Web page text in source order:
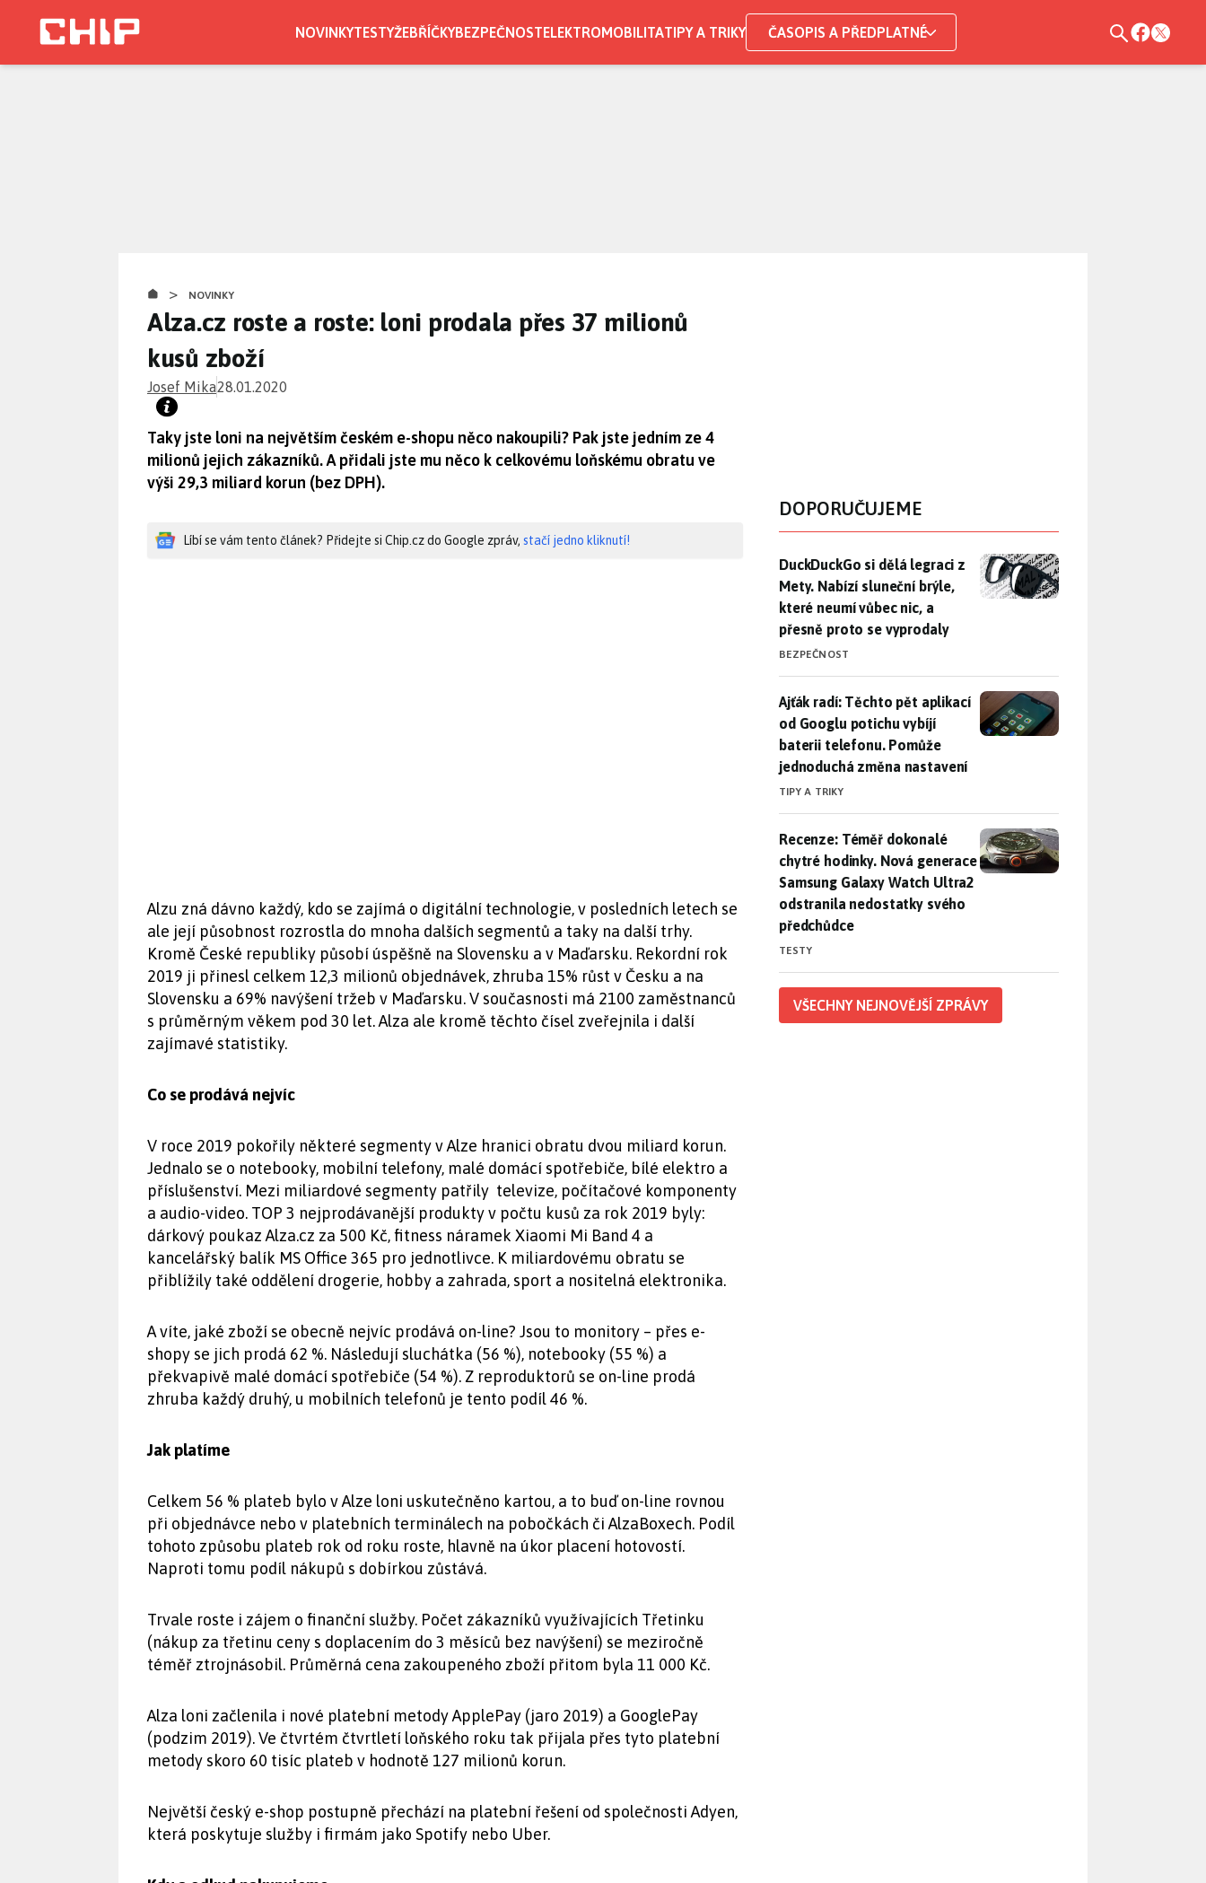
NOVINKYTESTYŽEBŘÍČKYBEZPEČNOSTELEKTROMOBILITATIPY A TRIKY ČASOPIS A PŘEDPLATNÉ
> NOVINKY
Alza.cz roste a roste: loni prodala přes 37 milionů
kusů zboží
Josef Mika28.01.2020
Taky jste loni na největším českém e-shopu něco nakoupili? Pak jste jedním ze 4
milionů jejich zákazníků. A přidali jste mu něco k celkovému loňskému obratu ve
výši 29,3 miliard korun (bez DPH).
Líbí se vám tento článek? Přidejte si Chip.cz do Google zpráv, stačí jedno kliknutí!
Alzu zná dávno každý, kdo se zajímá o digitální technologie, v posledních letech se
ale její působnost rozrostla do mnoha dalších segmentů a taky na další trhy.
Kromě České republiky působí úspěšně na Slovensku a v Maďarsku. Rekordní rok
2019 ji přinesl celkem 12,3 milionů objednávek, zhruba 15% růst v Česku a na
Slovensku a 69% navýšení tržeb v Maďarsku. V současnosti má 2100 zaměstnanců
s průměrným věkem pod 30 let. Alza ale kromě těchto čísel zveřejnila i další
zajímavé statistiky.
Co se prodává nejvíc
V roce 2019 pokořily některé segmenty v Alze hranici obratu dvou miliard korun.
Jednalo se o notebooky, mobilní telefony, malé domácí spotřebiče, bílé elektro a
příslušenství. Mezi miliardové segmenty patřily televize, počítačové komponenty
a audio-video. TOP 3 nejprodávanější produkty v počtu kusů za rok 2019 byly:
dárkový poukaz Alza.cz za 500 Kč, fitness náramek Xiaomi Mi Band 4​ a
kancelářský balík MS Office 365 pro jednotlivce. K miliardovému obratu se
přiblížily také oddělení drogerie, hobby a zahrada, sport a nositelná elektronika.
A víte, jaké zboží se obecně nejvíc prodává on-line? Jsou to monitory – přes e-
shopy se jich prodá 62 %. Následují sluchátka (56 %), notebooky (55 %) a
překvapivě malé domácí spotřebiče (54 %). Z reproduktorů se on-line prodá
zhruba každý druhý, u mobilních telefonů je tento podíl 46 %.
Jak platíme
Celkem 56 % plateb bylo v Alze loni uskutečněno kartou, a to buď on-line rovnou
při objednávce nebo v platebních terminálech na pobočkách či AlzaBoxech. Podíl
tohoto způsobu plateb rok od roku roste, hlavně na úkor placení hotovostí.
Naproti tomu podíl nákupů s dobírkou zůstává.
Trvale roste i zájem o finanční služby. Počet zákazníků využívajících Třetinku
(nákup za třetinu ceny s doplacením do 3 měsíců bez navýšení) se meziročně
téměř ztrojnásobil. Průměrná cena zakoupeného zboží přitom byla 11 000 Kč.
Alza loni začlenila i nové platební metody ApplePay (jaro 2019) a GooglePay
(podzim 2019). Ve čtvrtém čtvrtletí loňského roku tak přijala přes tyto platební
metody skoro 60 tisíc plateb v hodnotě 127 milionů korun.
Největší český e-shop postupně přechází na platební řešení od společnosti Adyen,
která poskytuje služby i firmám jako Spotify nebo Uber.
DOPORUČUJEME
DuckDuckGo si dělá legraci z Mety. Nabízí sluneční brýle, které
DuckDuckGo si dělá legraci z
Mety. Nabízí sluneční brýle,
které neumí vůbec nic, a
přesně proto se vyprodaly
BEZPEČNOST
Ajťák radí: Těchto pět aplikací od Googlu potichu vybíjí baterii
Ajťák radí: Těchto pět aplikací
od Googlu potichu vybíjí
baterii telefonu. Pomůže
jednoduchá změna nastavení
TIPY A TRIKY
Recenze: Téměř dokonalé chytré hodinky. Nová generace
Recenze: Téměř dokonalé
chytré hodinky. Nová generace
Samsung Galaxy Watch Ultra2
odstranila nedostatky svého
předchůdce
TESTY
VŠECHNY NEJNOVĚJŠÍ ZPRÁVY